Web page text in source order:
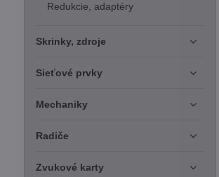
Redukcie, adaptéry
Skrinky, zdroje
Sieťové prvky
Mechaniky
Radiče
Zvukové karty